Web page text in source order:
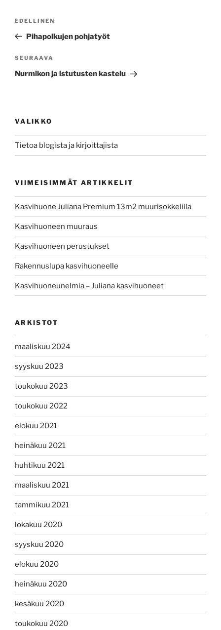
Edellinen
artikkeli
EDELLINEN
Pihapolkujen pohjatyöt
Seuraava
artikkeli
SEURAAVA
Nurmikon ja istutusten kastelu
VALIKKO
Tietoa blogista ja kirjoittajista
VIIMEISIMMÄT ARTIKKELIT
Kasvihuone Juliana Premium 13m2 muurisokkelilla
Kasvihuoneen muuraus
Kasvihuoneen perustukset
Rakennuslupa kasvihuoneelle
Kasvihuoneunelmia – Juliana kasvihuoneet
ARKISTOT
maaliskuu 2024
syyskuu 2023
toukokuu 2023
toukokuu 2022
elokuu 2021
heinäkuu 2021
huhtikuu 2021
maaliskuu 2021
tammikuu 2021
lokakuu 2020
syyskuu 2020
elokuu 2020
heinäkuu 2020
kesäkuu 2020
toukokuu 2020